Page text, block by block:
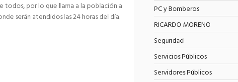
todos, por lo que llama a la población a
serán atendidos las 24 horas del día.
PC y Bomberos
RICARDO MORENO
Seguridad
Servicios Públicos
Servidores Públicos